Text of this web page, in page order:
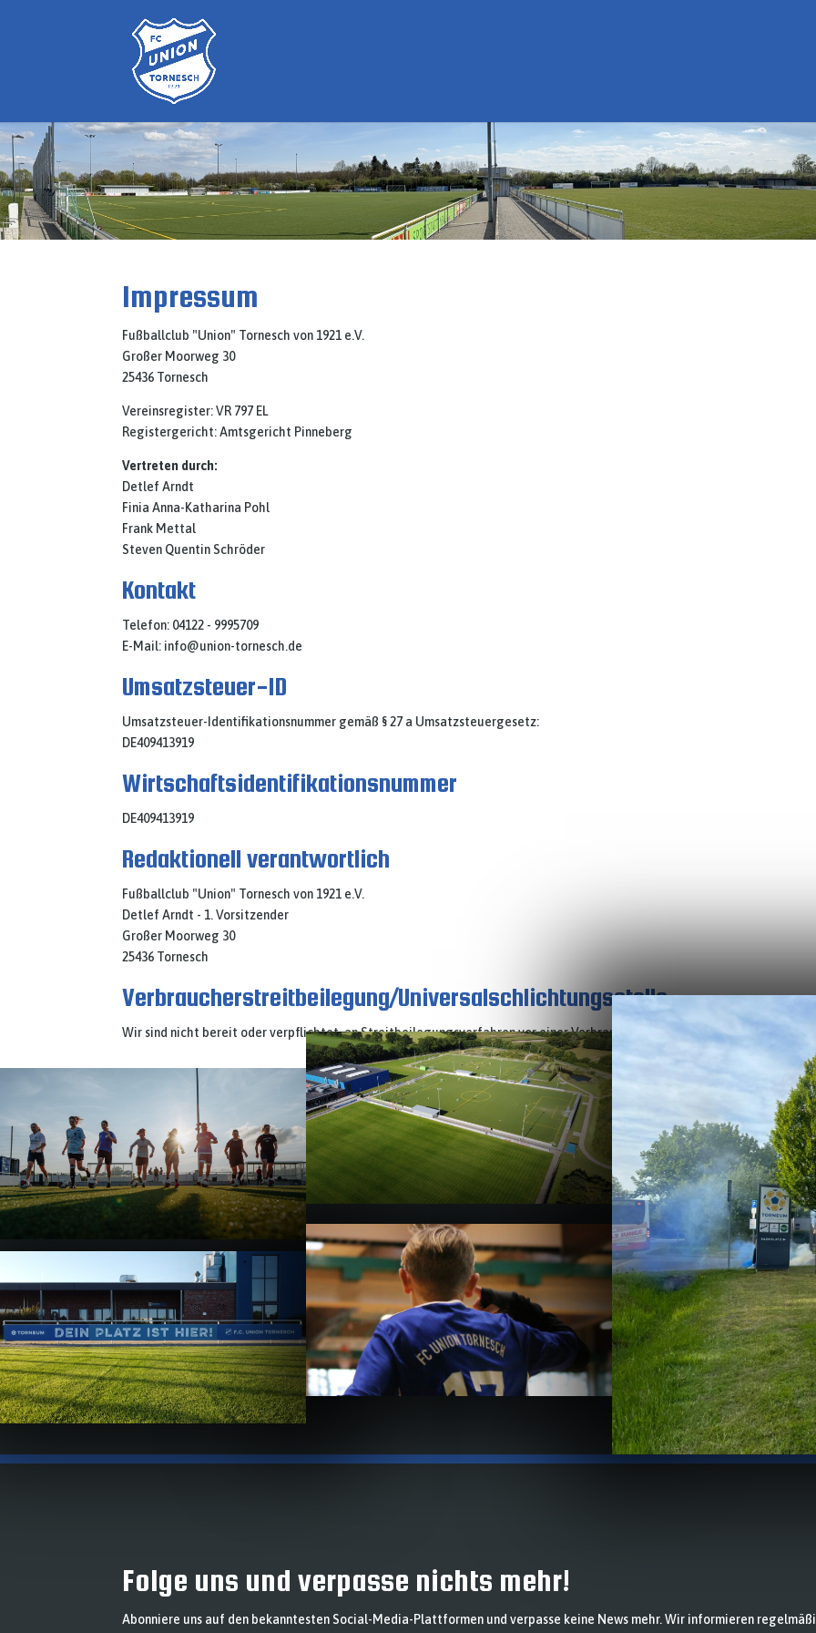
Impressum
Fußballclub "Union" Tornesch von 1921 e.V.
Großer Moorweg 30
25436 Tornesch
Vereinsregister: VR 797 EL
Registergericht: Amtsgericht Pinneberg
Vertreten durch:
Detlef Arndt
Finia Anna-Katharina Pohl
Frank Mettal
Steven Quentin Schröder
Kontakt
Telefon: 04122 - 9995709
E-Mail: info@union-tornesch.de
Umsatzsteuer-ID
Umsatzsteuer-Identifikationsnummer gemäß § 27 a Umsatzsteuergesetz:
DE409413919
Wirtschafts­identifikations­nummer
DE409413919
Redaktionell verantwortlich
Fußballclub "Union" Tornesch von 1921 e.V.
Detlef Arndt - 1. Vorsitzender
Großer Moorweg 30
25436 Tornesch
Verbraucher­streit­beilegung/Universal­schlichtungs­stelle
Wir sind nicht bereit oder verpflichtet, an Streitbeilegungsverfahren vor einer Verbraucherschlichtungsstelle
Folge uns und verpasse nichts mehr!
Abonniere uns auf den bekanntesten Social-Media-Plattformen und verpasse keine News mehr. Wir informieren